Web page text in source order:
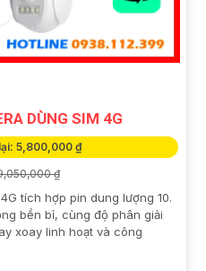
DÙNG SIM 4G
5,800,000 ₫
₫
tích hợp pin dung lượng 10.
bền bỉ, cùng độ phân giải
xoay linh hoạt và công